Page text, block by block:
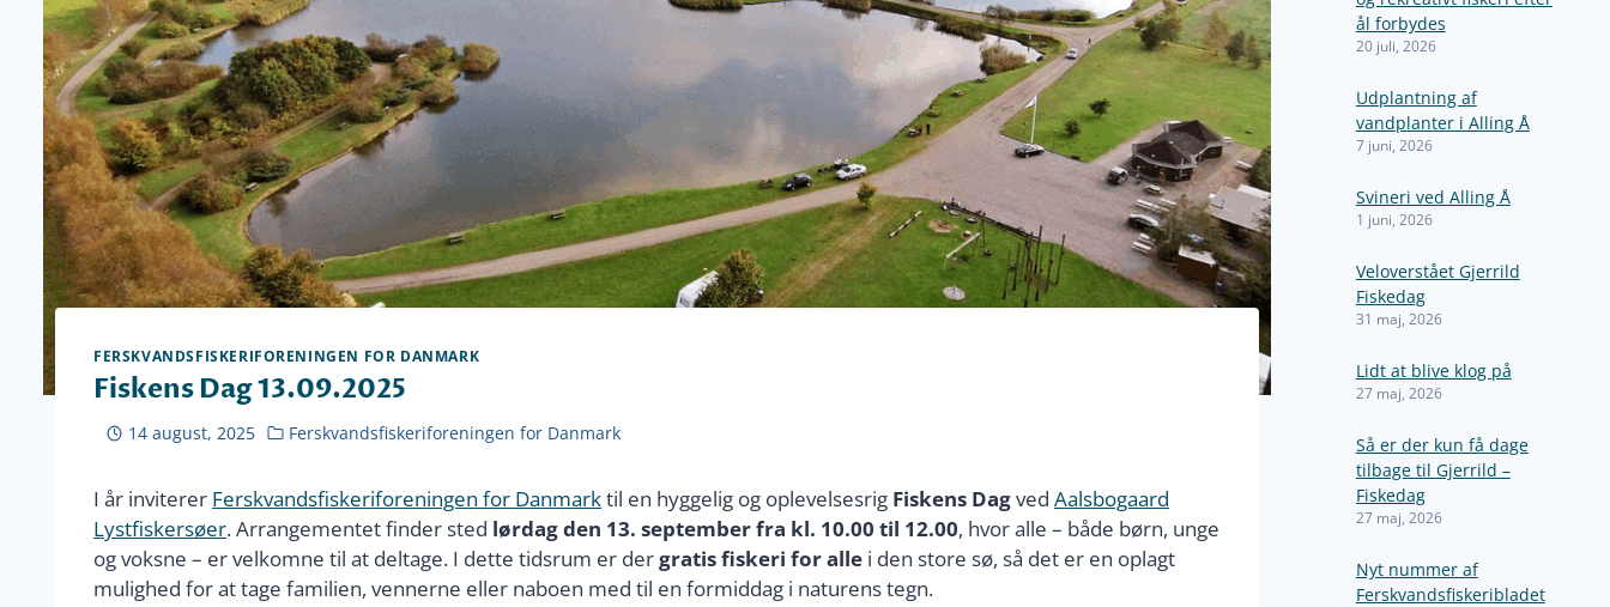
FERSKVANDSFISKERIFORENINGEN FOR DANMARK
Fiskens Dag 13.09.2025
14 august, 2025 Ferskvandsfiskeriforeningen for Danmark
I år inviterer Ferskvandsfiskeriforeningen for Danmarktil en hyggelig og oplevelsesrig Fiskens Dagved Aalsbogaard
Lystfiskersøer. Arrangementet finder sted lørdag den 13. september fra kl. 10.00 til 12.00, hvor alle – både børn, unge
og voksne – er velkomne til at deltage. I dette tidsrum er dergratis fiskeri for alle i den store sø, så det er en oplagt
mulighed for at tage familien, vennerne eller naboen med til en formiddag i naturens tegn.
ål forbydes
20 juli, 2026
Udplantning af
vandplanter i Alling Å
7 juni, 2026
Svineri ved Alling Å
1 juni, 2026
Veloverstået Gjerrild
Fiskedag
31 maj, 2026
Lidt at blive klog på
27 maj, 2026
Så er der kun få dage
tilbage til Gjerrild –
Fiskedag
27 maj, 2026
Nyt nummer af
Ferskvandsfiskeribladet